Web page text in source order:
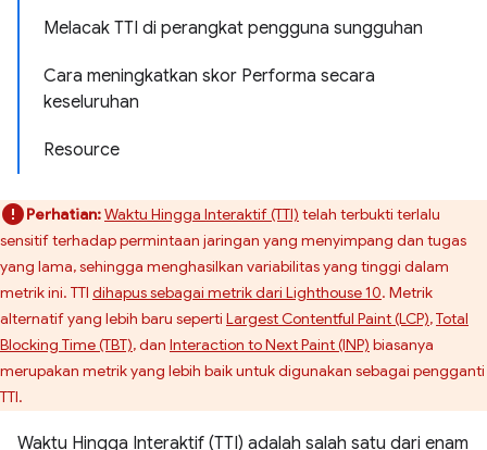
Melacak TTI di perangkat pengguna sungguhan
Cara meningkatkan skor Performa secara
keseluruhan
Resource
Perhatian:Waktu Hingga Interaktif (TTI) telah terbukti terlalu
sensitif terhadap permintaan jaringan yang menyimpang dan tugas
yang lama, sehingga menghasilkan variabilitas yang tinggi dalam
metrik ini. TTI dihapus sebagai metrik dari Lighthouse 10. Metrik
alternatif yang lebih baru seperti Largest Contentful Paint (LCP),Total
Blocking Time (TBT), dan Interaction to Next Paint (INP) biasanya
merupakan metrik yang lebih baik untuk digunakan sebagai pengganti
TTI.
Waktu Hingga Interaktif (TTI) adalah salah satu dari enam